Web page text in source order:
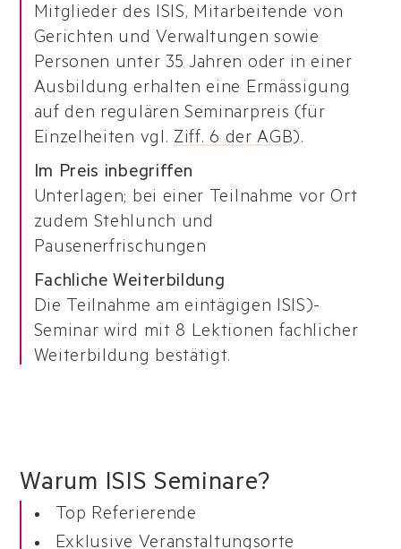
Mitglieder des ISIS, Mitarbeitende von
Gerichten und Verwaltungen sowie
Personen unter 35 Jahren oder in einer
Ausbildung erhalten eine Ermässigung
auf den regulären Seminarpreis (für
Einzelheiten vgl. Ziff. 6 der AGB).
Im Preis inbegriffen
Unterlagen; bei einer Teilnahme vor Ort
zudem Stehlunch und
Pausenerfrischungen
Fachliche Weiterbildung
Die Teilnahme am eintägigen ISIS)-
Seminar wird mit 8 Lektionen fachlicher
Weiterbildung bestätigt.
Warum ISIS Seminare?
Top Referierende
Exklusive Veranstaltungsorte